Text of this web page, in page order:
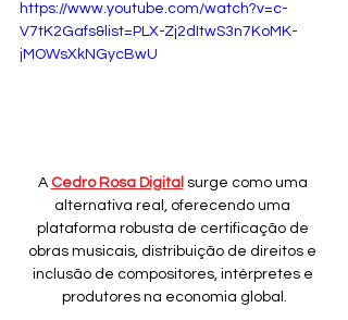
https://www.youtube.com/watch?v=c-
V7tK2Gafs&list=PLX-Zj2dItwS3n7KoMK-
jMOWsXkNGycBwU
A Cedro Rosa Digital surge como uma
alternativa real, oferecendo uma
plataforma robusta de certificação de
obras musicais, distribuição de direitos e
inclusão de compositores, intérpretes e
produtores na economia global.